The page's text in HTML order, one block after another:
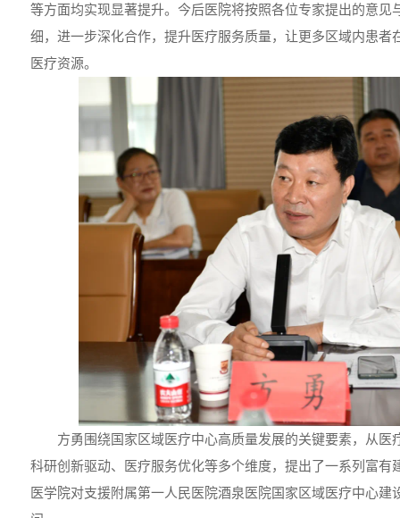
等方面均实现显著提升。今后医院将按照各位专家提出的意见
细，进一步深化合作，提升医疗服务质量，让更多区域内患者
医疗资源。
方勇围绕国家区域医疗中心高质量发展的关键要素，从医
科研创新驱动、医疗服务优化等多个维度，提出了一系列富有
医学院对支援附属第一人民医院酒泉医院国家区域医疗中心建